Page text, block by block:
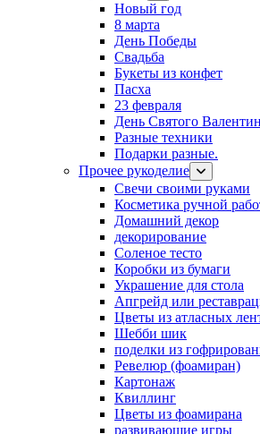
Новый год
8 марта
День Победы
Свадьба
Букеты из конфет
Пасха
23 февраля
День Святого
Разные техники
Подарки разные.
Прочее рукоделие
Свечи своими руками
Косметика ручной
Домашний декор
декорирование
Соленое тесто
Коробки из бумаги
Украшение для стола
Апгрейд или
Цветы из атласных
Шебби шик
поделки из
Ревелюр (фоамиран)
Картонаж
Квиллинг
Цветы из фоамирана
развивающие игры